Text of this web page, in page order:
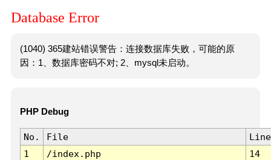
Database Error
(1040) 365建站错误警告：连接数据库失败，可能的原
因：1、数据库密码不对; 2、mysql未启动。
PHP Debug
No. File
Line
1
/index.php 14